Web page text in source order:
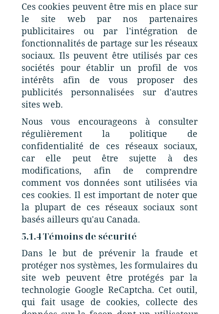
Ces cookies peuvent être mis en place sur
le site web par nos partenaires
publicitaires ou par l'intégration de
fonctionnalités de partage sur les réseaux
sociaux. Ils peuvent être utilisés par ces
sociétés pour établir un profil de vos
intérêts afin de vous proposer des
publicités personnalisées sur d'autres
sites web.
Nous vous encourageons à consulter
régulièrement la politique de
confidentialité de ces réseaux sociaux,
car elle peut être sujette à des
modifications, afin de comprendre
comment vos données sont utilisées via
ces cookies. Il est important de noter que
la plupart de ces réseaux sociaux sont
basés ailleurs qu'au Canada.
5.1.4 Témoins de sécurité
Dans le but de prévenir la fraude et
protéger nos systèmes, les formulaires du
site web peuvent être protégés par la
technologie Google ReCaptcha. Cet outil,
qui fait usage de cookies, collecte des